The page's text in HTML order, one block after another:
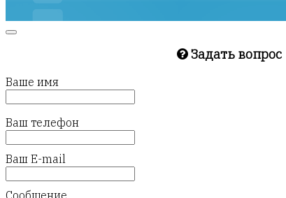
Задать вопрос
Ваше имя
Ваш телефон
Ваш E-mail